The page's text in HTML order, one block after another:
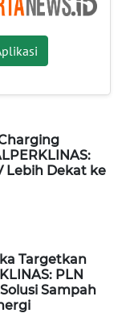
Lebih Dekat ke
Targetkan
PLN
Sampah